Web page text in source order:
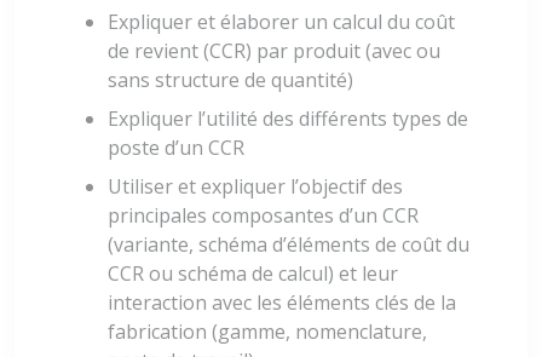
Expliquer et élaborer un calcul du coût
de revient (CCR) par produit (avec ou
sans structure de quantité)
Expliquer l’utilité des différents types de
poste d’un CCR
Utiliser et expliquer l’objectif des
principales composantes d’un CCR
(variante, schéma d’éléments de coût du
CCR ou schéma de calcul) et leur
interaction avec les éléments clés de la
fabrication (gamme, nomenclature,